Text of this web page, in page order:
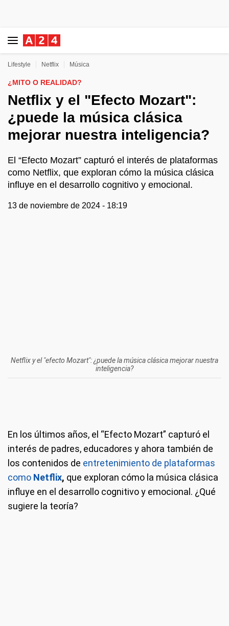
Lifestyle Netflix Música
¿MITO O REALIDAD?
Netflix y el "Efecto Mozart":
¿puede la música clásica
mejorar nuestra inteligencia?
El “Efecto Mozart” capturó el interés de plataformas
como Netflix, que exploran cómo la música clásica
influye en el desarrollo cognitivo y emocional.
13 de noviembre de 2024 - 18:19
Netflix y el "efecto Mozart": ¿puede la música clásica mejorar nuestra
inteligencia?
En los últimos años, el “Efecto Mozart” capturó el
interés de padres, educadores y ahora también de
los contenidos de entretenimiento de plataformas
como Netflix, que exploran cómo la música clásica
influye en el desarrollo cognitivo y emocional. ¿Qué
sugiere la teoría?